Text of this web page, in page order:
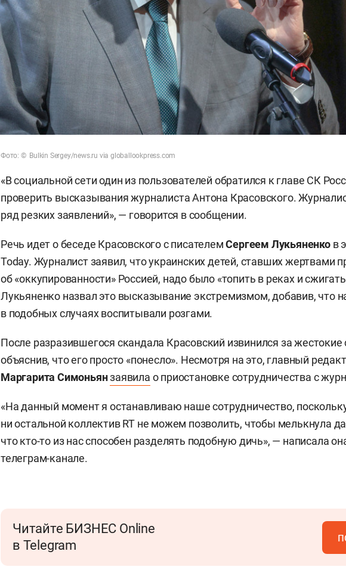
Фото: © Bulkin Sergey/news.ru via globallookpress.com
«В социальной сети один из пользователей обратился к главе СК
проверить высказывания журналиста Антона Красовского.
ряд резких заявлений», — говорится в сообщении.
Речь идет о беседе Красовского с писателемСергеем Лукьяненков
Today. Журналист заявил, что украинских детей, ставших жертвами
об «оккупированности» Россией, надо было «топить в реках и
Лукьяненко назвал это высказывание экстремизмом, добавив, что
в подобных случаях воспитывали розгами.
После разразившегося скандала Красовский извинился за жестокие
объяснив, что его просто «понесло». Несмотря на это, главный
Маргарита Симоньянзаявила о приостановке сотрудничества с
«На данный момент я останавливаю наше сотрудничество,
ни остальной коллектив RT не можем позволить, чтобы мелькнула
что кто-то из нас способен разделять подобную дичь», — написала
телеграм-канале.
Читайте БИЗНЕС Online
в Telegram